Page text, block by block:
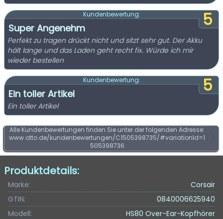
5
Kundenbewertung:
Super Angenehm
Perfekt zu tragen drückt nicht und sitzt sehr gut. Der Akku
hält lange und das Laden geht recht fix. Würde ich mir
wieder bestellen
5
Kundenbewertung:
Ein toller Artikel
Ein toller Artikel
Alle Kundenbewertungen finden Sie unter der folgenden Adresse:
www.otto.de/kundenbewertungen/C1505398735/#variationId=1
505398736
Produktdetails:
Marke:
Corsair
GTIN:
0840006625940
Modell:
HS80 Over-Ear-Kopfhörer